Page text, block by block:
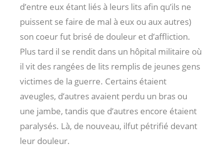
d’entre eux étant liés à leurs lits afin qu’ils ne
puissent se faire de mal à eux ou aux autres)
son coeur fut brisé de douleur et d’affliction.
Plus tard il se rendit dans un hôpital militaire où
il vit des rangées de lits remplis de jeunes gens
victimes de la guerre. Certains étaient
aveugles, d’autres avaient perdu un bras ou
une jambe, tandis que d’autres encore étaient
paralysés. Là, de nouveau, ilfut pétrifié devant
leur douleur.